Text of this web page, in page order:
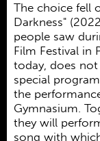
The choice fell
Darkness"
people saw
Film Festival in
today, does not
special
the
Gymnasium.
they will
song with